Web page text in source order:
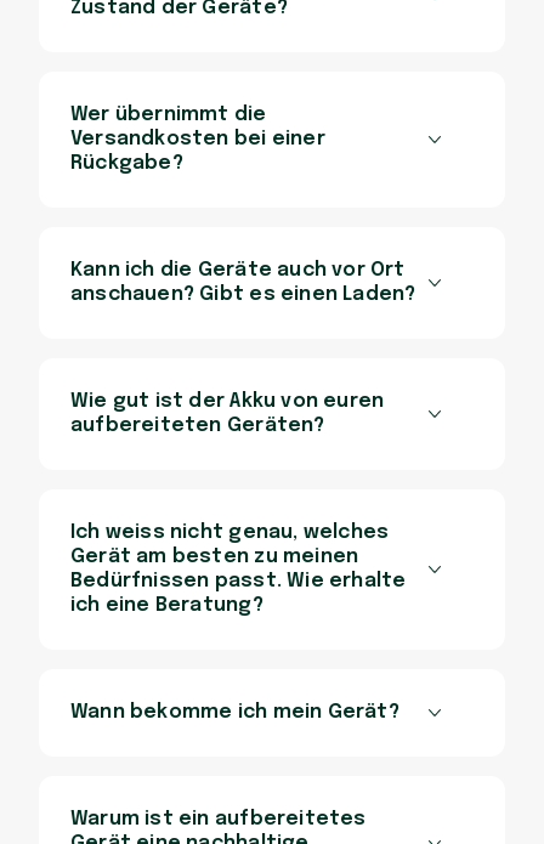
Zustand der Geräte?
Wer übernimmt die
Versandkosten bei einer
Rückgabe?
Kann ich die Geräte auch vor Ort
anschauen? Gibt es einen Laden?
Wie gut ist der Akku von euren
aufbereiteten Geräten?
Ich weiss nicht genau, welches
Gerät am besten zu meinen
Bedürfnissen passt. Wie erhalte
ich eine Beratung?
Wann bekomme ich mein Gerät?
Warum ist ein aufbereitetes